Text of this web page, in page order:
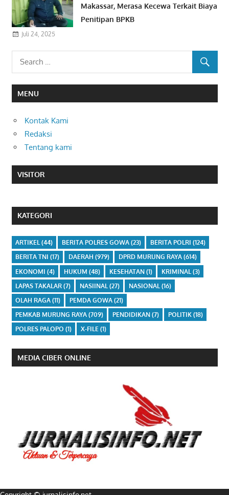
Makassar, Merasa Kecewa Terkait Biaya
Penitipan BPKB
Juli 24, 2025
MENU
Kontak Kami
Redaksi
Tentang kami
VISITOR
KATEGORI
ARTIKEL(44) BERITA POLRES GOWA(23) BERITA POLRI (124)
BERITA TNI (17) DAERAH (979) DPRD MURUNG RAYA(614)
EKONOMI (4) HUKUM (48) KESEHATAN(1) KRIMINAL (3)
LAPAS TAKALAR(7) NASIINAL (27) NASIONAL (16)
OLAH RAGA(11) PEMDA GOWA(21)
PEMKAB MURUNG RAYA(709) PENDIDIKAN(7) POLITIK(18)
POLRES PALOPO (1) X-FILE(1)
MEDIA CIBER ONLINE